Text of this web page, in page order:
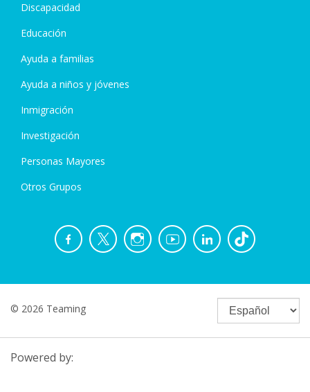
Discapacidad
Educación
Ayuda a familias
Ayuda a niños y jóvenes
Inmigración
Investigación
Personas Mayores
Otros Grupos
© 2026 Teaming
Powered by: